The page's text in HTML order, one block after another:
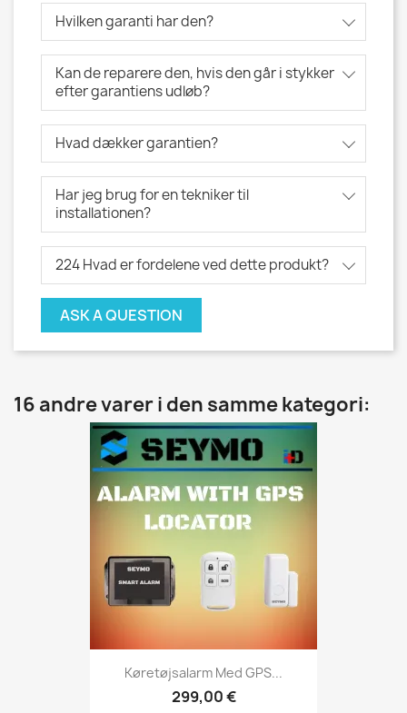
Hvilken garanti har den?
Kan de reparere den, hvis den går i stykker
efter garantiens udløb?
Hvad dækker garantien?
Har jeg brug for en tekniker til
installationen?
224 Hvad er fordelene ved dette produkt?
ASK A QUESTION
16 andre varer i den samme kategori:
Køretøjsalarm Med GPS...
299,00 €